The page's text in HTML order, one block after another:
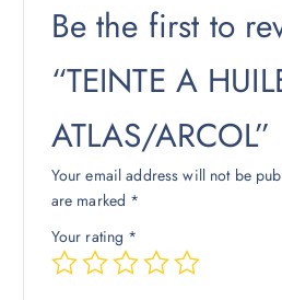
Be the first to
“TEINTE A
ATLAS/ARCOL”
Your email address will not be
are marked *
Your rating *